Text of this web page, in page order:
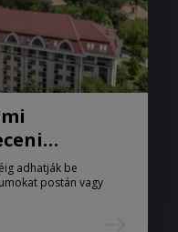
adhatják be
postán vagy